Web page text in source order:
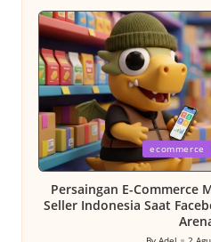
by
Posted
in
ecommerce
Persaingan E-Commerce
Seller Indonesia Saat